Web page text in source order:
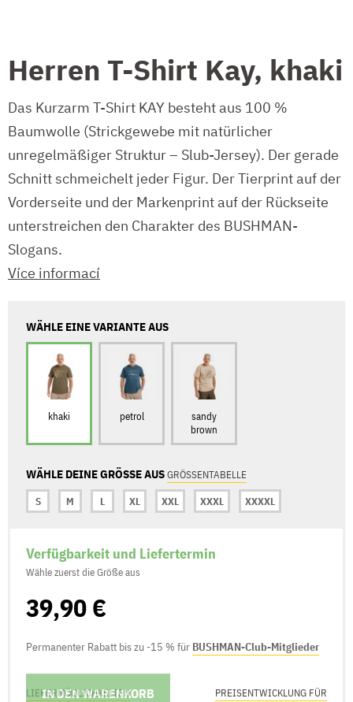
Herren T-Shirt Kay, khaki
Das Kurzarm T-Shirt KAY besteht aus 100 %
Baumwolle (Strickgewebe mit natürlicher
unregelmäßiger Struktur – Slub-Jersey). Der gerade
Schnitt schmeichelt jeder Figur. Der Tierprint auf der
Vorderseite und der Markenprint auf der Rückseite
unterstreichen den Charakter des BUSHMAN-
Slogans.
Více informací
WÄHLE EINE VARIANTE AUS
khaki petrol
sandy
brown
WÄHLE DEINE GRÖSSE AUSGRÖSSENTABELLE
S
M L XL XXL XXXL XXXXL
Verfügbarkeit und Liefertermin
Wähle zuerst die Größe aus
39,90 €
Permanenter Rabatt bis zu -15 % für BUSHMAN-Club-Mitglieder
IN DEN WARENKORB
LIEFERMÖGLICHKEITEN PREISENTWICKLUNG FÜR